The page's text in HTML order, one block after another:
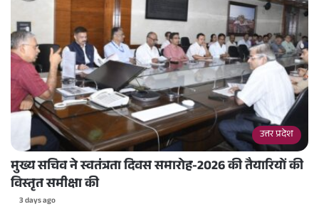
उत्तर प्रदेश
मुख्य सचिव ने स्वतंत्रता दिवस समारोह-2026 की तैयारियों की
विस्तृत समीक्षा की
3 days ago